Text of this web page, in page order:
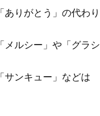
「ありがとう」の代わ
「メルシー」や「グラ
「サンキュー」など